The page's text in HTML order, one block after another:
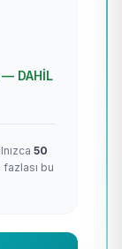
DAHİL
50
fazlası bu